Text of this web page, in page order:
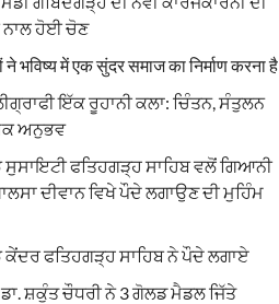
ਹੋਈ ਚੋਣ
भविष्य में एक सुंदर समाज का निर्माण करना है
ਇੱਕ ਰੂਹਾਨੀ ਕਲਾ: ਚਿੰਤਨ, ਸੰਤੁਲਨ
ਅਨੁਭਵ
ਸੁਸਾਇਟੀ ਫਤਿਹਗੜ੍ਹ ਸਾਹਿਬ ਵਲੋਂ ਗਿਆਨੀ
ਦੀਵਾਨ ਵਿਖੇ ਪੌਦੇ ਲਗਾਉਣ ਦੀ ਮੁਹਿੰਮ
ਕੇਂਦਰ ਫਤਿਹਗੜ੍ਹ ਸਾਹਿਬ ਨੇ ਪੌਦੇ ਲਗਾਏ
ਸ਼ਕੁੰਤ ਚੌਧਰੀ ਨੇ 3 ਗੋਲਡ ਮੈਡਲ ਜਿੱਤੇ